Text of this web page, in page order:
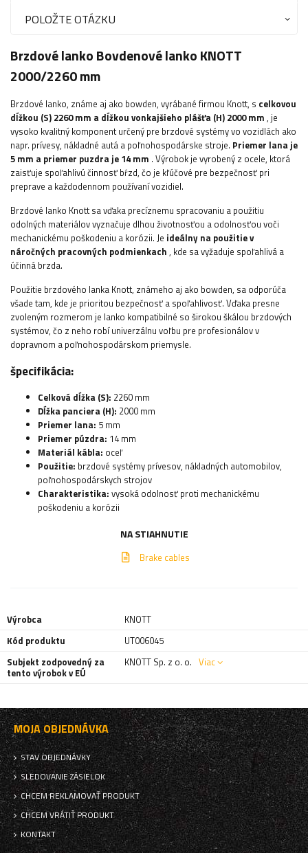
POLOŽTE OTÁZKU
Brzdové lanko Bovdenové lanko KNOTT
2000/2260 mm
Brzdové lanko, známe aj ako bowden, vyrábané firmou Knott, s celkovou
dĺžkou (S) 2260 mm a dĺžkou vonkajšieho plášťa (H) 2000 mm , je
vysoko kvalitný komponent určený pre brzdové systémy vo vozidlách ako
napr. prívesy, nákladné autá a poľnohospodárske stroje. Priemer lana je
5 mm a priemer puzdra je 14 mm . Výrobok je vyrobený z ocele, ktorá
zaisťuje spoľahlivú činnosť bŕzd, čo je kľúčové pre bezpečnosť pri
preprave a každodennom používaní vozidiel.
Brzdové lanko Knott sa vďaka precíznemu spracovaniu a použitiu
odolných materiálov vyznačuje dlhou životnosťou a odolnosťou voči
mechanickému poškodeniu a korózii. Je ideálny na použitie v
náročných pracovných podmienkach , kde sa vyžaduje spoľahlivá a
účinná brzda.
Použitie brzdového lanka Knott, známeho aj ako bowden, sa odporúča
všade tam, kde je prioritou bezpečnosť a spoľahlivosť. Vďaka presne
zvoleným rozmerom je lanko kompatibilné so širokou škálou brzdových
systémov, čo z neho robí univerzálnu voľbu pre profesionálov v
dopravnom a poľnohospodárskom priemysle.
špecifikácia:
Celková dĺžka (S): 2260 mm
Dĺžka panciera (H): 2000 mm
Priemer lana: 5 mm
Priemer púzdra: 14 mm
Materiál kábla: oceľ
Použitie: brzdové systémy prívesov, nákladných automobilov,
poľnohospodárskych strojov
Charakteristika: vysoká odolnosť proti mechanickému
poškodeniu a korózii
NA STIAHNUTIE
Brake cables
Výrobca
KNOTT
Kód produktu
UT006045
Subjekt zodpovedný za
tento výrobok v EÚ
KNOTT Sp. z o. o. Viac
MOJA OBJEDNÁVKA
STAV OBJEDNÁVKY
SLEDOVANIE ZÁSIELOK
CHCEM REKLAMOVAŤ PRODUKT
CHCEM VRÁTIŤ PRODUKT
KONTAKT